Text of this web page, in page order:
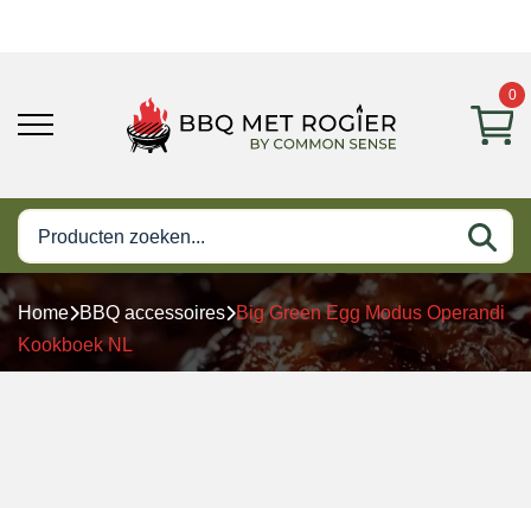
0
Home BBQ accessoires Big Green Egg Modus Operandi
Kookboek NL